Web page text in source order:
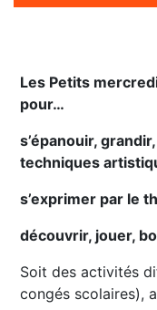
Les Petits
pour…
s’épanouir,
techniques
s’exprimer par le
découvrir, jouer,
Soit des activités
congés scolaires),